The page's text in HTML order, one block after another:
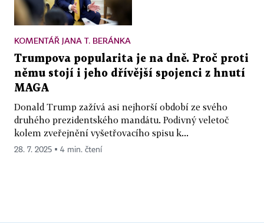
KOMENTÁŘ JANA T. BERÁNKA
Trumpova popularita je na dně. Proč proti
němu stojí i jeho dřívější spojenci z hnutí
MAGA
Donald Trump zažívá asi nejhorší období ze svého
druhého prezidentského mandátu. Podivný veletoč
kolem zveřejnění vyšetřovacího spisu k...
28. 7. 2025 ▪ 4 min. čtení